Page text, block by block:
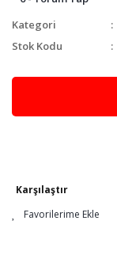
Kategori
Stok Kodu
Karşılaştır